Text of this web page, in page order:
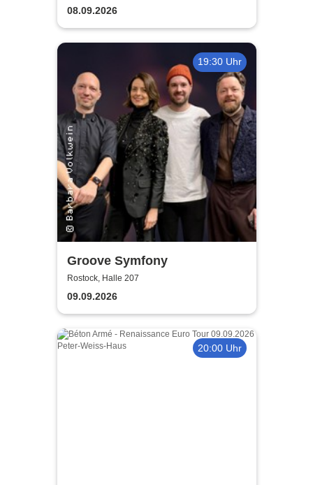
guter Begleitung
08.09.2026
19:30 Uhr
Groove Symfony
Rostock, Halle 207
09.09.2026
20:00 Uhr